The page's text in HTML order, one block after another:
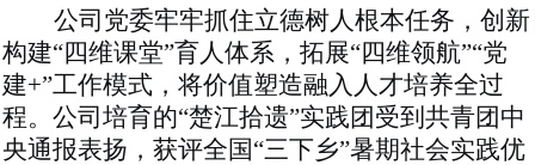
公司党委牢牢抓住立德树人根本任务，创新
构建“四维课堂”育人体系，拓展“四维领航”“党
建+”工作模式，将价值塑造融入人才培养全过
程。公司培育的“楚江拾遗”实践团受到共青团中
央通报表扬，获评全国“三下乡”暑期社会实践优